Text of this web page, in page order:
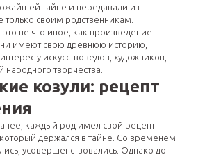
тайне и передавали из
своим родственникам.
это не что иное, как произведение
имеют свою древнюю историю,
у искусствоведов, художников,
творчества.
козули: рецепт
каждый род имел свой рецепт
который держался в тайне. Со временем
усовершенствовались. Однако до